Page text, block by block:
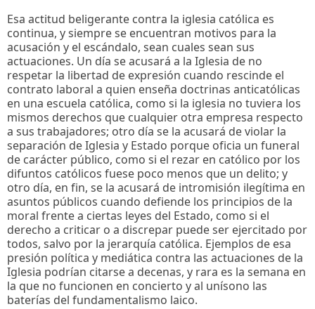
Esa actitud beligerante contra la iglesia católica es
continua, y siempre se encuentran motivos para la
acusación y el escándalo, sean cuales sean sus
actuaciones. Un día se acusará a la Iglesia de no
respetar la libertad de expresión cuando rescinde el
contrato laboral a quien enseña doctrinas anticatólicas
en una escuela católica, como si la iglesia no tuviera los
mismos derechos que cualquier otra empresa respecto
a sus trabajadores; otro día se la acusará de violar la
separación de Iglesia y Estado porque oficia un funeral
de carácter público, como si el rezar en católico por los
difuntos católicos fuese poco menos que un delito; y
otro día, en fin, se la acusará de intromisión ilegítima en
asuntos públicos cuando defiende los principios de la
moral frente a ciertas leyes del Estado, como si el
derecho a criticar o a discrepar puede ser ejercitado por
todos, salvo por la jerarquía católica. Ejemplos de esa
presión política y mediática contra las actuaciones de la
Iglesia podrían citarse a decenas, y rara es la semana en
la que no funcionen en concierto y al unísono las
baterías del fundamentalismo laico.